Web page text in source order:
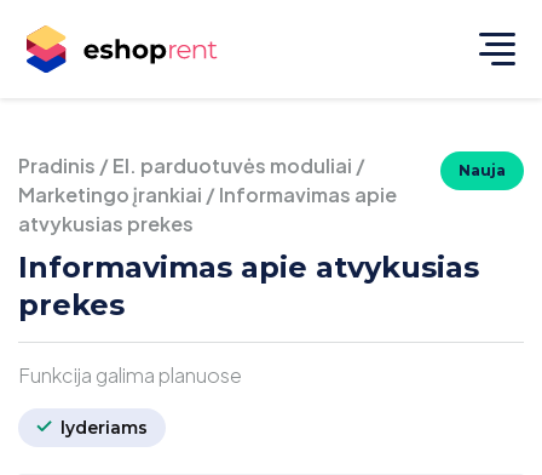
Nauja
Pradinis /El. parduotuvės moduliai /
Marketingo įrankiai /Informavimas apie
atvykusias prekes
Informavimas apie atvykusias
prekes
Funkcija galima planuose
lyderiams